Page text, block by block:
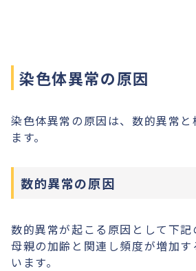
染色体異常の原因
染色体異常の原因は、数的異常と
ます。
数的異常の原因
数的異常が起こる原因として下記
母親の加齢と関連し頻度が増加す
います。